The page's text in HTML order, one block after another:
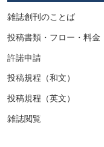
雑誌創刊のことば
投稿書類・フロー・料金
許諾申請
投稿規程（和文）
投稿規程（英文）
雑誌閲覧